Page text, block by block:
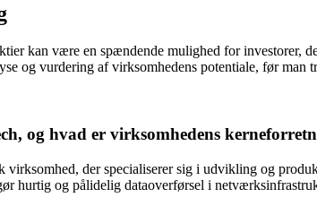
kan være en spændende mulighed for investorer,
og vurdering af virksomhedens potentiale, før man
og hvad er virksomhedens
virksomhed, der specialiserer sig i udvikling og
hurtig og pålidelig dataoverførsel i